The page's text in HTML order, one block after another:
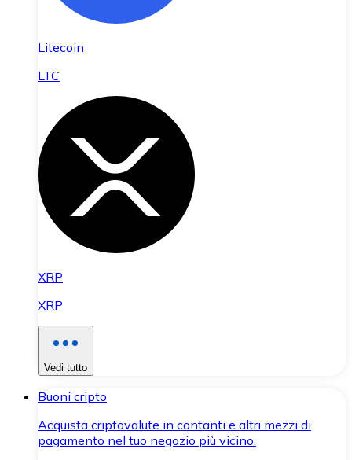
Litecoin
LTC
XRP
XRP
Vedi tutto
Buoni cripto
Acquista criptovalute in contanti e altri mezzi di
pagamento nel tuo negozio più vicino.